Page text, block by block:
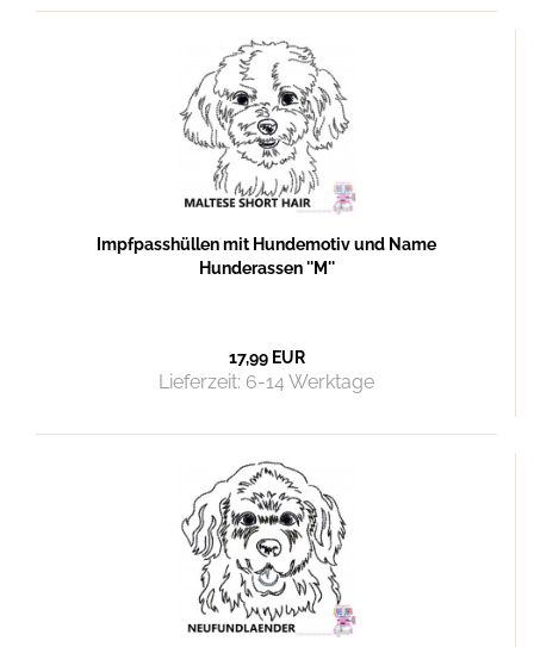
Impfpasshüllen mit Hundemotiv und Name
Hunderassen ''M''
17,99 EUR
Lieferzeit: 6-14 Werktage